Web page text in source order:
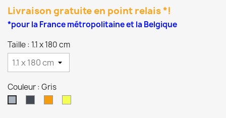
Livraison gratuite en point relais *!
*pour la France métropolitaine et la Belgique
Taille : 1.1 x 180 cm
Couleur : Gris